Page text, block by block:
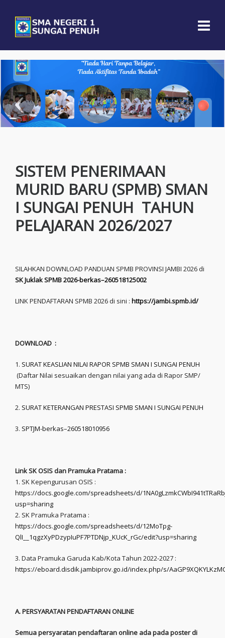
SISTEM PENERIMAAN
MURID BARU (SPMB) SMAN
I SUNGAI PENUH TAHUN
PELAJARAN 2026/2027
SILAHKAN DOWNLOAD PANDUAN SPMB PROVINSI JAMBI 2026 di
SK Juklak SPMB 2026-berkas–260518125002
LINK PENDAFTARAN SPMB 2026 di sini : https://jambi.spmb.id/
DOWNLOAD :
1. SURAT KEASLIAN NILAI RAPOR SPMB SMAN I SUNGAI PENUH
(Daftar Nilai sesuaikan dengan nilai yang ada di Rapor SMP/
MTS)
2. SURAT KETERANGAN PRESTASI SPMB SMAN I SUNGAI PENUH
3. SPTJM-berkas–260518010956
Link SK OSIS dan Pramuka Pratama :
1. SK Kepengurusan OSIS :
https://docs.google.com/spreadsheets/d/
usp=sharing
2. SK Pramuka Pratama :
https://docs.google.com/spreadsheets/d/12MoTpg-
QlI__1qgzXyPDzypIuPF7PTDNjp_KUcK_rGc/edit?usp=sharing
3. Data Pramuka Garuda Kab/Kota Tahun 2022-2027 :
https://eboard.disdik.jambiprov.go.id/index.php/s/
A. PERSYARATAN PENDAFTARAN ONLINE
Semua persyaratan pendaftaran online ada pada poster di